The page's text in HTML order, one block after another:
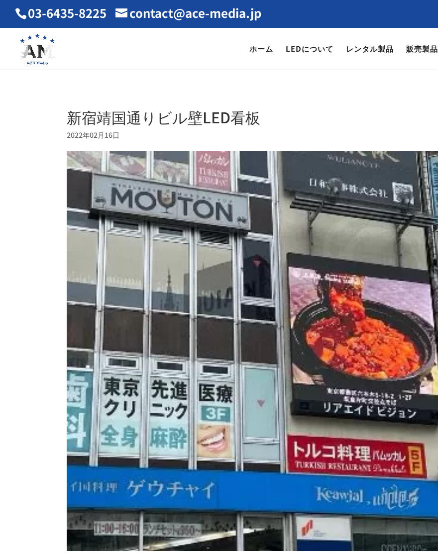
03-6435-8225 contact@ace-media.jp
ホーム LEDについて レンタル製品 販売製品
新宿靖国通りビル壁LED看板
2022年02月16日